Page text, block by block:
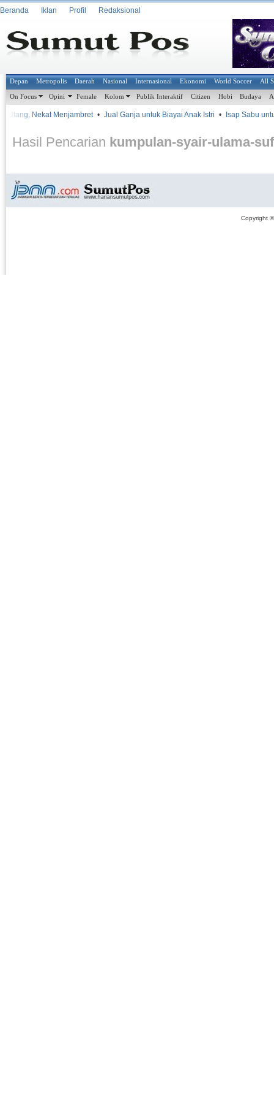
Beranda Iklan Profil Redaksional
Depan Metropolis Daerah Nasional Internasional Ekonomi World Soccer All
On Focus Opini Female Kolom Publik Interaktif Citizen Hobi Budaya
Utang, Nekat Menjambret • Jual Ganja untuk Biayai Anak Istri • Isap Sabu
Hasil Pencarian kumpulan-syair-ulama-
Copyright